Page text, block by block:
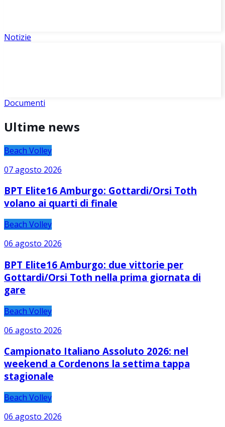
Notizie
Documenti
Ultime news
Beach Volley
07 agosto 2026
BPT Elite16 Amburgo: Gottardi/Orsi Toth
volano ai quarti di finale
Beach Volley
06 agosto 2026
BPT Elite16 Amburgo: due vittorie per
Gottardi/Orsi Toth nella prima giornata di
gare
Beach Volley
06 agosto 2026
Campionato Italiano Assoluto 2026: nel
weekend a Cordenons la settima tappa
stagionale
Beach Volley
06 agosto 2026